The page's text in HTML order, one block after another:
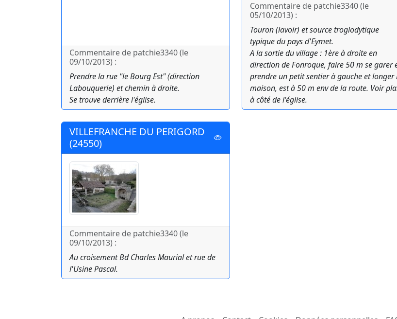
Commentaire de patchie3340 (le
09/10/2013) :
Prendre la rue "le Bourg Est" (direction
Labouquerie) et chemin à droite.
Se trouve derrière l'église.
Commentaire de patchie3340 (le
05/10/2013) :
Touron (lavoir) et source troglodytique
typique du pays d'Eymet.
A la sortie du village : 1ère à droite en
direction de Fonroque, faire 50 m se garer
prendre un petit sentier à gauche et longer
maison, est à 50 m env de la route. Voir
à côté de l'église.
VILLEFRANCHE DU PERIGORD
(24550)
Commentaire de patchie3340 (le
09/10/2013) :
Au croisement Bd Charles Maurial et rue de
l'Usine Pascal.